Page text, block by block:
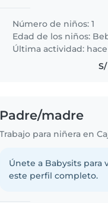
Número de niños: 1
Edad de los niños:
Última actividad:
Padre/madre
Únete a Babysits para
este perfil completo.